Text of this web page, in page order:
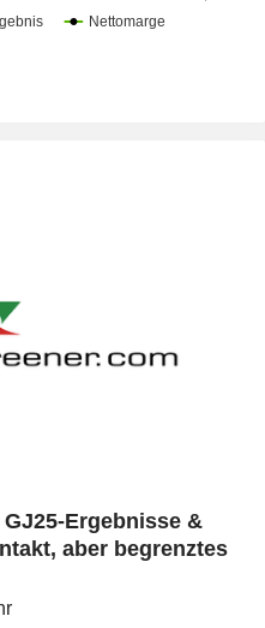
Ergebnisse &
aber begrenztes